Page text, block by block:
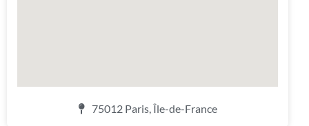
75012 Paris, Île-de-France